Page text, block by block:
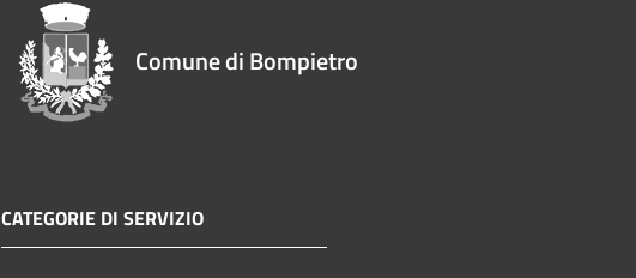
Comune di Bompietro
CATEGORIE DI SERVIZIO